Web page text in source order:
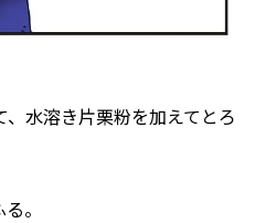
水溶き片栗粉を加えてとろ
。